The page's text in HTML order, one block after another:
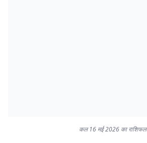
कल 16 मई 2026 का राशिफल